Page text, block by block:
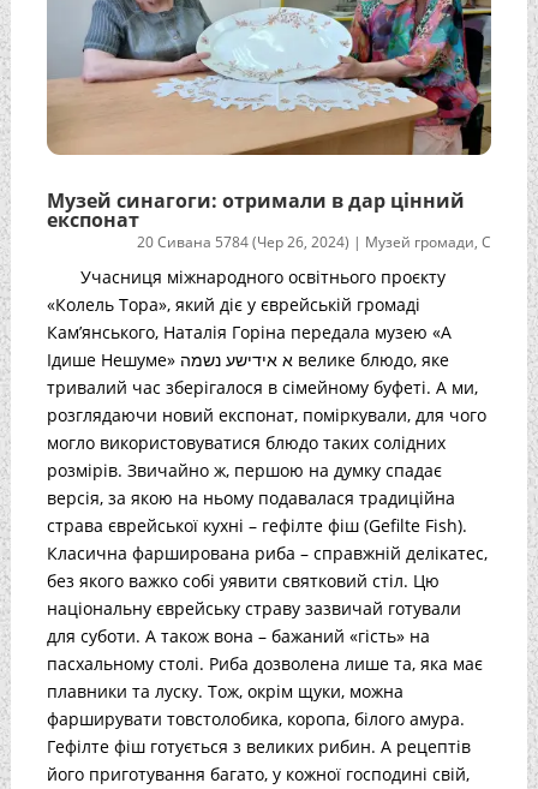
Музей синагоги: отримали в дар цінний
експонат
20 Сивана 5784 (Чер 26, 2024) | Музей громади,С
Учасниця міжнародного освітнього проєкту
«Колель Тора», який діє у єврейській громаді
Кам’янського, Наталія Горіна передала музею «А
Ідише Нешуме» א אידישע נשמה велике блюдо, яке
тривалий час зберігалося в сімейному буфеті. А ми,
розглядаючи новий експонат, поміркували, для чого
могло використовуватися блюдо таких солідних
розмірів. Звичайно ж, першою на думку спадає
версія, за якою на ньому подавалася традиційна
страва єврейської кухні – гефілте фіш (Gefilte Fish).
Класична фарширована риба – справжній делікатес,
без якого важко собі уявити святковий стіл. Цю
національну єврейську страву зазвичай готували
для суботи. А також вона – бажаний «гість» на
пасхальному столі. Риба дозволена лише та, яка має
плавники та луску. Тож, окрім щуки, можна
фарширувати товстолобика, коропа, білого амура.
Гефілте фіш готується з великих рибин. А рецептів
його приготування багато, у кожної господині свій,